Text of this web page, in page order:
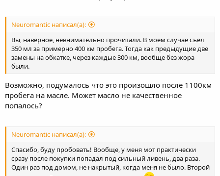
Neuromantic написал(а):
Вы, наверное, невнимательно прочитали. В моем случае съел
350 мл за примерно 400 км пробега. Тогда как предыдущие две
замены на обкатке, через каждые 300 км, вообще без жора
были.
Возможно, подумалось что это произошло после 1100км
пробега на масле. Может масло не качественное
попалось?
Neuromantic написал(а):
Спасибо, буду пробовать! Вообще, у меня мот практически
сразу после покупки попадал под сильный ливень, два раза.
Один раз под домом, не накрытый, когда меня не было. Второй